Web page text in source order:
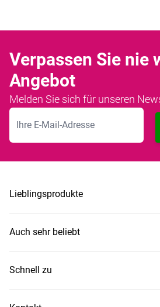
Verpassen Sie nie
Angebot
Melden Sie sich für unseren
E-Mailadresse
Lieblingsprodukte
Auch sehr beliebt
Schnell zu